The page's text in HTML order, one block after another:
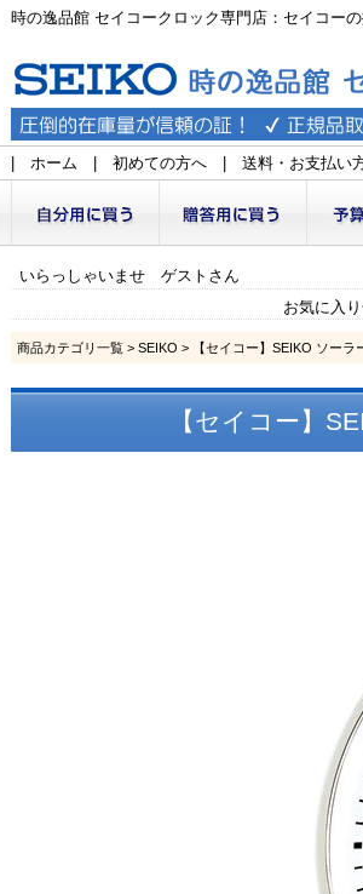
時の逸品館 セイコークロック専門店：セイコー
ホーム 初めての方へ 送料・お支払い
いらっしゃいませ ゲストさん
お気に入
商品カテゴリ一覧 > SEIKO > 【セイコー】SEIKO ソーラ
【セイコー】